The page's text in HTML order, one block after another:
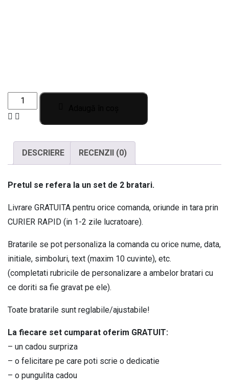
de
bratari
la
si
pictograma
leu
si
leoaica
BPC254
DESCRIERE RECENZII (0)
Pretul se refera la un set de 2 bratari.
Livrare GRATUITA pentru orice comanda, oriunde in tara prin
CURIER RAPID (in 1-2 zile lucratoare).
Bratarile se pot personaliza la comanda cu orice nume, data,
initiale, simboluri, text (maxim 10 cuvinte), etc.
(completati rubricile de personalizare a ambelor bratari cu
ce doriti sa fie gravat pe ele).
Toate bratarile sunt reglabile/ajustabile!
La fiecare set cumparat oferim GRATUIT:
– un cadou surpriza
– o felicitare pe care poti scrie o dedicatie
– o pungulita cadou